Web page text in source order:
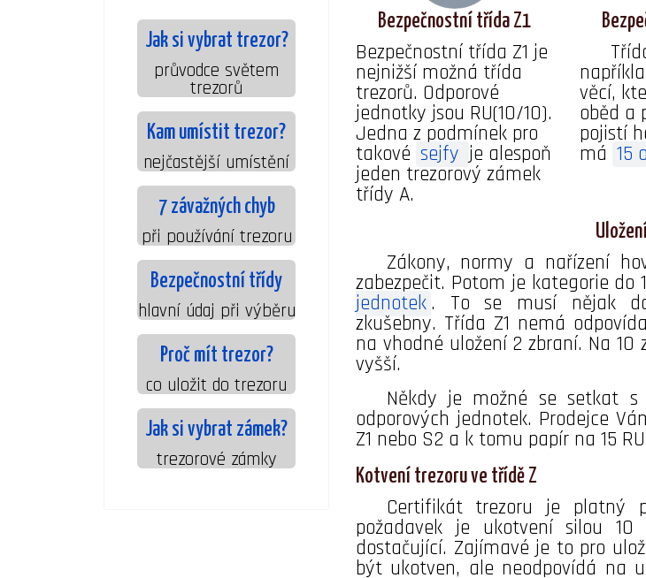
Jak si vybrat trezor?
průvodce světem
trezorů
Kam umístit trezor?
nejčastější umístění
7 závažných chyb
při používání trezoru
Bezpečnostní třídy
hlavní údaj při výběru
Proč mít trezor?
co uložit do trezoru
Jak si vybrat zámek?
trezorové zámky
Bezpečnostní třída Z1
Bezpečnostní třída Z1 je
nejnižší možná třída
trezorů. Odporové
jednotky jsou RU(10/10).
Jedna z podmínek pro
takové sejfy je alespoň
jeden trezorový zámek
třídy A.
věcí,
oběd a
pojistí
má 15
Zákony, normy a nařízení
zabezpečit. Potom je kategorie
jednotek . To se musí nějak
zkušebny. Třída Z1 nemá
na vhodné uložení 2 zbraní. Na
vyšší.
Někdy je možné se setkat s
odporových jednotek. Prodejce
Z1 nebo S2 a k tomu papír na 15
Kotvení trezoru ve třídě Z
Certifikát trezoru je platný
požadavek je ukotvení silou
dostačující. Zajímavé je to pro
být ukotven, ale neodpovídá na